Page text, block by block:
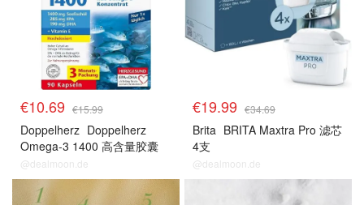
€10.69 €15.99
Doppelherz Doppelherz
Omega-3 1400 高含量胶囊
90粒
@dealmoon.de
€19.99 €34.69
Brita BRITA Maxtra Pro 滤芯
4支
@dealmoon.de